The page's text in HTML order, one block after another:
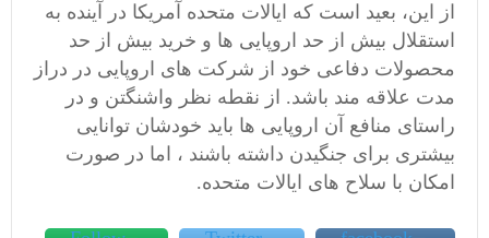
از این، بعید است که ایالات متحده آمریکا در آینده به
استقلال بیش از حد اروپایی ها و خرید بیش از حد
محصولات دفاعی خود از شرکت های اروپایی در دراز
مدت علاقه مند باشد. از نقطه نظر واشنگتن و در
راستای منافع آن اروپایی ها باید خودشان توانایی
بیشتری برای جنگیدن داشته باشند ، اما در صورت
امکان با سلاح های ایالات متحده.